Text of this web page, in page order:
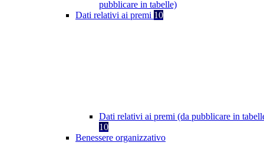
pubblicare in tabelle)
Dati relativi ai premi 10
Dati relativi ai premi (da pubblicare in
10
Benessere organizzativo